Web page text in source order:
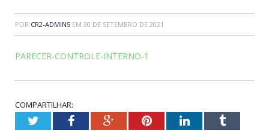
POR CR2-ADMIN5 EM 30 DE SETEMBRO DE 2021
PARECER-CONTROLE-INTERNO-1
COMPARTILHAR:
TwitterFacebookGoogle+PinterestLinkedInTumblr